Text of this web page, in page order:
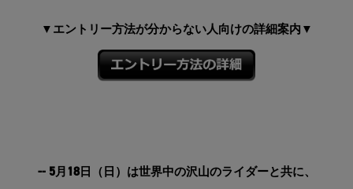
▼ エントリー方法が分からない人向けの詳細案内 ▼
-- 5月18日（日）は世界中の沢山のライダーと共に、